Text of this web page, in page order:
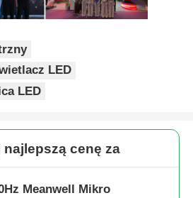
LED
LED
najlepszą cenę za
Meanwell Mikro